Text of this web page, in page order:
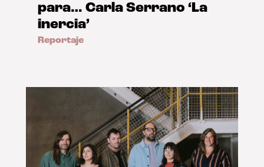
para… Carla Serrano ‘La
inercia’
Reportaje